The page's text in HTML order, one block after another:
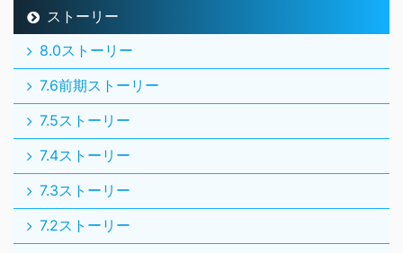
ストーリー
8.0ストーリー
7.6前期ストーリー
7.5ストーリー
7.4ストーリー
7.3ストーリー
7.2ストーリー